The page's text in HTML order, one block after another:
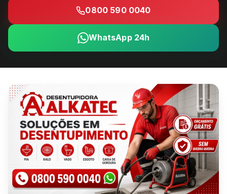
0800 590 0040
WhatsApp 24h